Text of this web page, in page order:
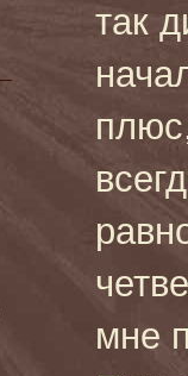
так
мне